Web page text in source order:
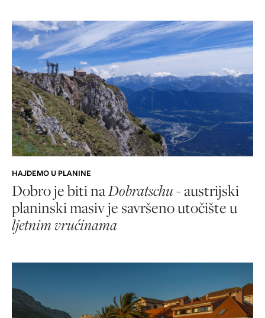
HAJDEMO U PLANINE
Dobro je biti na Dobratschu- austrijski
planinski masiv je savršeno utočište u
ljetnim vrućinama